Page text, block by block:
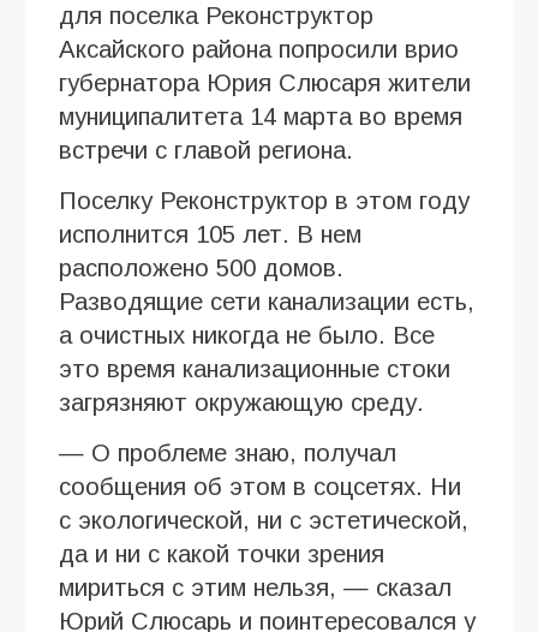
для поселка Реконструктор
Аксайского района попросили врио
губернатора Юрия Слюсаря жители
муниципалитета 14 марта во время
встречи с главой региона.
Поселку Реконструктор в этом году
исполнится 105 лет. В нем
расположено 500 домов.
Разводящие сети канализации есть,
а очистных никогда не было. Все
это время канализационные стоки
загрязняют окружающую среду.
— О проблеме знаю, получал
сообщения об этом в соцсетях. Ни
с экологической, ни с эстетической,
да и ни с какой точки зрения
мириться с этим нельзя, — сказал
Юрий Слюсарь и поинтересовался у